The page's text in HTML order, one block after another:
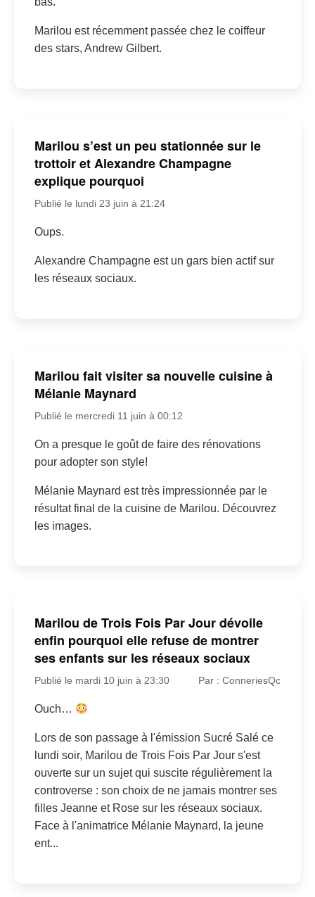
Marilou est récemment passée chez le coiffeur
des stars, Andrew Gilbert.
Marilou s’est un peu stationnée sur le
trottoir et Alexandre Champagne
explique pourquoi
Publié le lundi 23 juin à 21:24
Oups.
Alexandre Champagne est un gars bien actif sur
les réseaux sociaux.
Marilou fait visiter sa nouvelle cuisine à
Mélanie Maynard
Publié le mercredi 11 juin à 00:12
On a presque le goût de faire des rénovations
pour adopter son style!
Mélanie Maynard est très impressionnée par le
résultat final de la cuisine de Marilou. Découvrez
les images.
Marilou de Trois Fois Par Jour dévoile
enfin pourquoi elle refuse de montrer
ses enfants sur les réseaux sociaux
Publié le mardi 10 juin à 23:30 Par : ConneriesQc
Ouch…
Lors de son passage à l'émission Sucré Salé ce
lundi soir, Marilou de Trois Fois Par Jour s'est
ouverte sur un sujet qui suscite régulièrement la
controverse : son choix de ne jamais montrer ses
filles Jeanne et Rose sur les réseaux sociaux.
Face à l'animatrice Mélanie Maynard, la jeune
ent...